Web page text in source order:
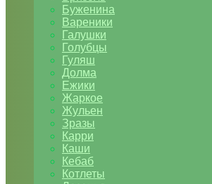
Буженина
Вареники
Галушки
Голубцы
Гуляш
Долма
Ежики
Жаркое
Жульен
Зразы
Карри
Каши
Кебаб
Котлеты